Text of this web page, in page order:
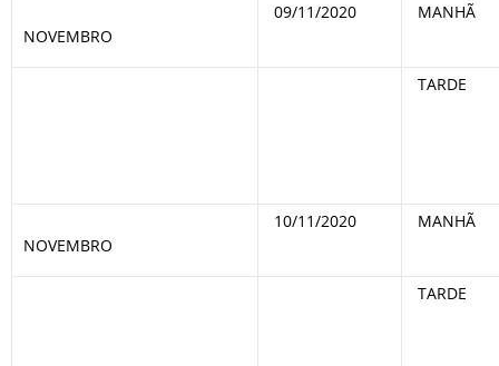
NOVEMBRO
09/11/2020 MANHÃ
TARDE
NOVEMBRO
10/11/2020 MANHÃ
TARDE